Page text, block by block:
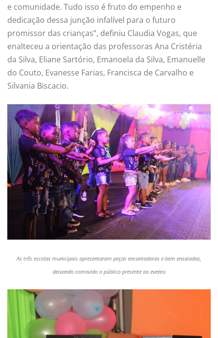
e comunidade. Tudo isso é fruto do empenho e
dedicação dessa junção infalível para o futuro
promissor das crianças”, definiu Claudia Vogas, que
enalteceu a orientação das professoras Ana Cristéria
da Silva, Eliane Sartório, Emanoela da Silva, Emanuelle
do Couto, Evanesse Farias, Francisca de Carvalho e
Silvania Biscacio.
As três escolas municipais apresentaram peças encantadoras e bem ensaiadas,
deixando comovido o público presente ao evento